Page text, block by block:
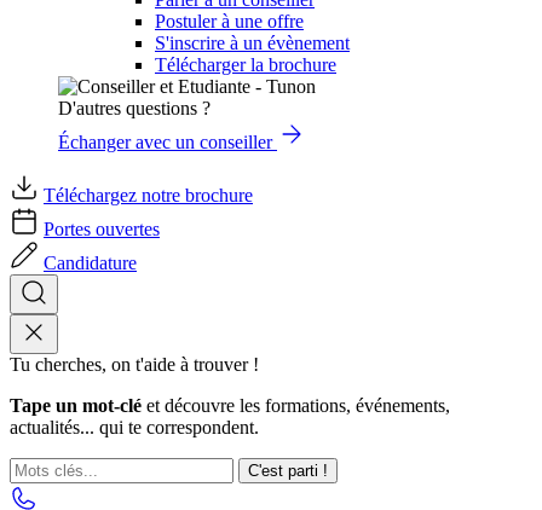
Postuler à une offre
S'inscrire à un évènement
Télécharger la brochure
D'autres questions ?
Échanger avec un conseiller
Téléchargez notre brochure
Portes ouvertes
Candidature
Tu cherches, on t'aide à trouver !
Tape un mot-clé et découvre les formations, événements,
actualités... qui te correspondent.
C'est parti !